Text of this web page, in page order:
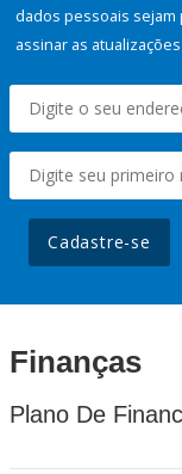
dados pessoais sejam
assinar as
Cadastre-se
Finanças
Plano De